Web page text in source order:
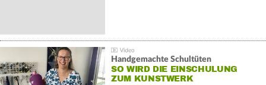
Handgemachte Schultüten
SO WIRD DIE EINSCHULUNG
ZUM KUNSTWERK